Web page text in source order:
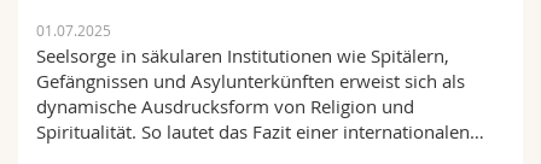
01.07.2025
Seelsorge in säkularen Institutionen wie Spitälern,
Gefängnissen und Asylunterkünften erweist sich als
dynamische Ausdrucksform von Religion und
Spiritualität. So lautet das Fazit einer internationalen…